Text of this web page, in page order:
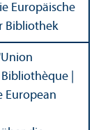
Europäische
Bibliothek
|
European